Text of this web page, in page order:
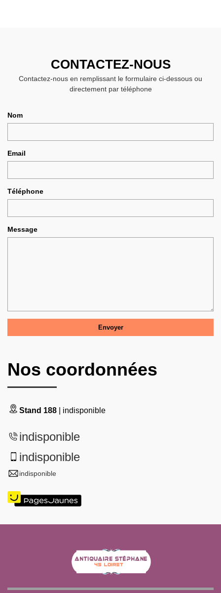
CONTACTEZ-NOUS
Contactez-nous en remplissant le formulaire ci-dessous ou
directement par téléphone
Nom
Email
Téléphone
Message
Nos coordonnées
Stand 188 | indisponible
indisponible
indisponible
indisponible